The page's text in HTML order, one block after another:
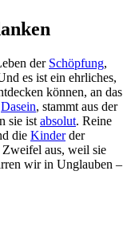
der Schöpfung,
es ist ein ehrliches,
können, an das
Dasein, stammt aus der
sie ist absolut. Reine
die Kinderder
aus, weil sie
wir in Unglauben –